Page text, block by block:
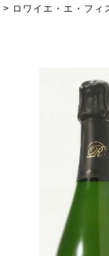
ロワイエ・エ・フ